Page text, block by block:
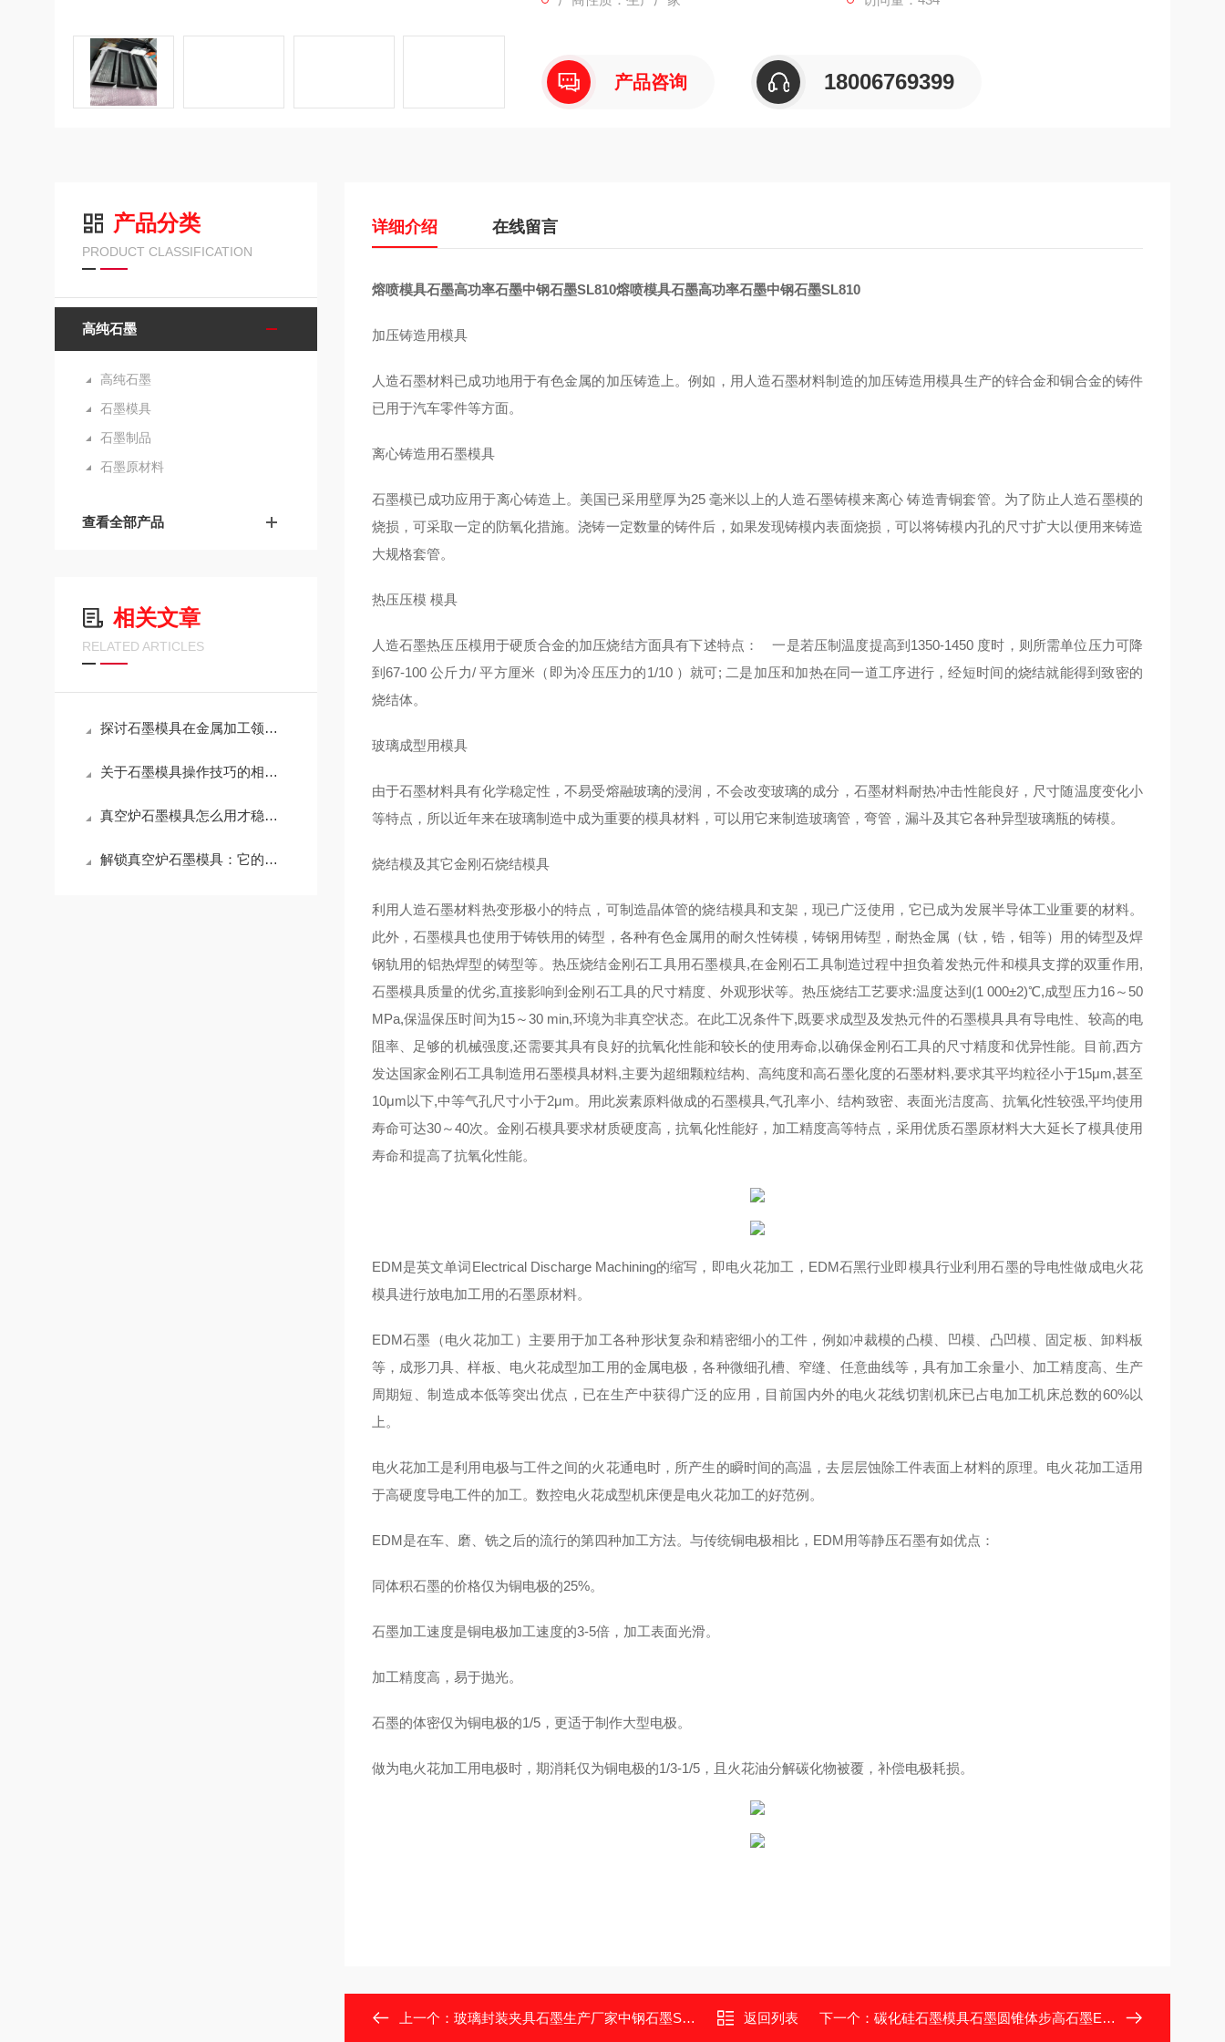
产品咨询 18006769399
产品分类
PRODUCT CLASSIFICATION
高纯石墨
高纯石墨
石墨模具
石墨制品
石墨原材料
查看全部产品
相关文章
RELATED ARTICLES
探讨石墨模具在金属加工领域的应用
关于石墨模具操作技巧的相关介绍
真空炉石墨模具怎么用才稳？这几点注意事项，越早知道越省心
解锁真空炉石墨模具：它的应用版图，远超你想象
详细介绍 在线留言
熔喷模具石墨高功率石墨中钢石墨SL810熔喷模具石墨高功率石墨中钢石墨SL810
加压铸造用模具
人造石墨材料已成功地用于有色金属的加压铸造上。例如，用人造石墨材料制造的加压铸造用模具生产的锌合金和铜合金的铸件
已用于汽车零件等方面。
离心铸造用石墨模具
石墨模已成功应用于离心铸造上。美国已采用壁厚为25 毫米以上的人造石墨铸模来离心 铸造青铜套管。为了防止人造石墨模的
烧损，可采取一定的防氧化措施。浇铸一定数量的铸件后，如果发现铸模内表面烧损，可以将铸模内孔的尺寸扩大以便用来铸造
大规格套管。
热压压模 模具
人造石墨热压压模用于硬质合金的加压烧结方面具有下述特点： 一是若压制温度提高到1350-1450 度时，则所需单位压力可降
到67-100 公斤力/ 平方厘米（即为冷压压力的1/10 ）就可; 二是加压和加热在同一道工序进行，经短时间的烧结就能得到致密的
烧结体。
玻璃成型用模具
由于石墨材料具有化学稳定性，不易受熔融玻璃的浸润，不会改变玻璃的成分，石墨材料耐热冲击性能良好，尺寸随温度变化小
等特点，所以近年来在玻璃制造中成为重要的模具材料，可以用它来制造玻璃管，弯管，漏斗及其它各种异型玻璃瓶的铸模。
烧结模及其它金刚石烧结模具
利用人造石墨材料热变形极小的特点，可制造晶体管的烧结模具和支架，现已广泛使用，它已成为发展半导体工业重要的材料。
此外，石墨模具也使用于铸铁用的铸型，各种有色金属用的耐久性铸模，铸钢用铸型，耐热金属（钛，锆，钼等）用的铸型及焊
钢轨用的铝热焊型的铸型等。热压烧结金刚石工具用石墨模具,在金刚石工具制造过程中担负着发热元件和模具支撑的双重作用,
石墨模具质量的优劣,直接影响到金刚石工具的尺寸精度、外观形状等。热压烧结工艺要求:温度达到(1 000±2)℃,成型压力16～50
MPa,保温保压时间为15～30 min,环境为非真空状态。在此工况条件下,既要求成型及发热元件的石墨模具具有导电性、较高的电
阻率、足够的机械强度,还需要其具有良好的抗氧化性能和较长的使用寿命,以确保金刚石工具的尺寸精度和优异性能。目前,西方
发达国家金刚石工具制造用石墨模具材料,主要为超细颗粒结构、高纯度和高石墨化度的石墨材料,要求其平均粒径小于15μm,甚至
10μm以下,中等气孔尺寸小于2μm。用此炭素原料做成的石墨模具,气孔率小、结构致密、表面光洁度高、抗氧化性较强,平均使用
寿命可达30～40次。金刚石模具要求材质硬度高，抗氧化性能好，加工精度高等特点，采用优质石墨原材料大大延长了模具使用
寿命和提高了抗氧化性能。
EDM是英文单词Electrical Discharge Machining的缩写，即电火花加工，EDM石黑行业即模具行业利用石墨的导电性做成电火花
模具进行放电加工用的石墨原材料。
EDM石墨（电火花加工）主要用于加工各种形状复杂和精密细小的工件，例如冲裁模的凸模、凹模、凸凹模、固定板、卸料板
等，成形刀具、样板、电火花成型加工用的金属电极，各种微细孔槽、窄缝、任意曲线等，具有加工余量小、加工精度高、生产
周期短、制造成本低等突出优点，已在生产中获得广泛的应用，目前国内外的电火花线切割机床已占电加工机床总数的60%以
上。
电火花加工是利用电极与工件之间的火花通电时，所产生的瞬时间的高温，去层层蚀除工件表面上材料的原理。电火花加工适用
于高硬度导电工件的加工。数控电火花成型机床便是电火花加工的好范例。
EDM是在车、磨、铣之后的流行的第四种加工方法。与传统铜电极相比，EDM用等静压石墨有如优点：
同体积石墨的价格仅为铜电极的25%。
石墨加工速度是铜电极加工速度的3-5倍，加工表面光滑。
加工精度高，易于抛光。
石墨的体密仅为铜电极的1/5，更适于制作大型电极。
做为电火花加工用电极时，期消耗仅为铜电极的1/3-1/5，且火花油分解碳化物被覆，补偿电极耗损。
上一个： 玻璃封装夹具石墨生产厂家中钢石墨SL710 返回列表 下一个： 碳化硅石墨模具石墨圆锥体步高石墨EDM-AF5